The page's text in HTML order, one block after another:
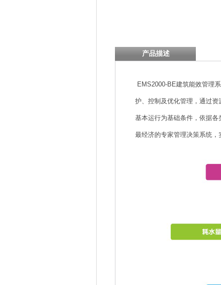
产品描述
EMS2000-BE建筑能效管理
护、控制及优化管理，通过
基本运行为基础条件，依据
最经济的专家管理决策系统，